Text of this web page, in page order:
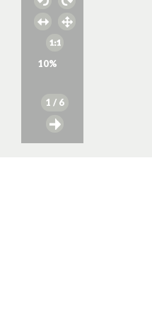
10%
1 / 6